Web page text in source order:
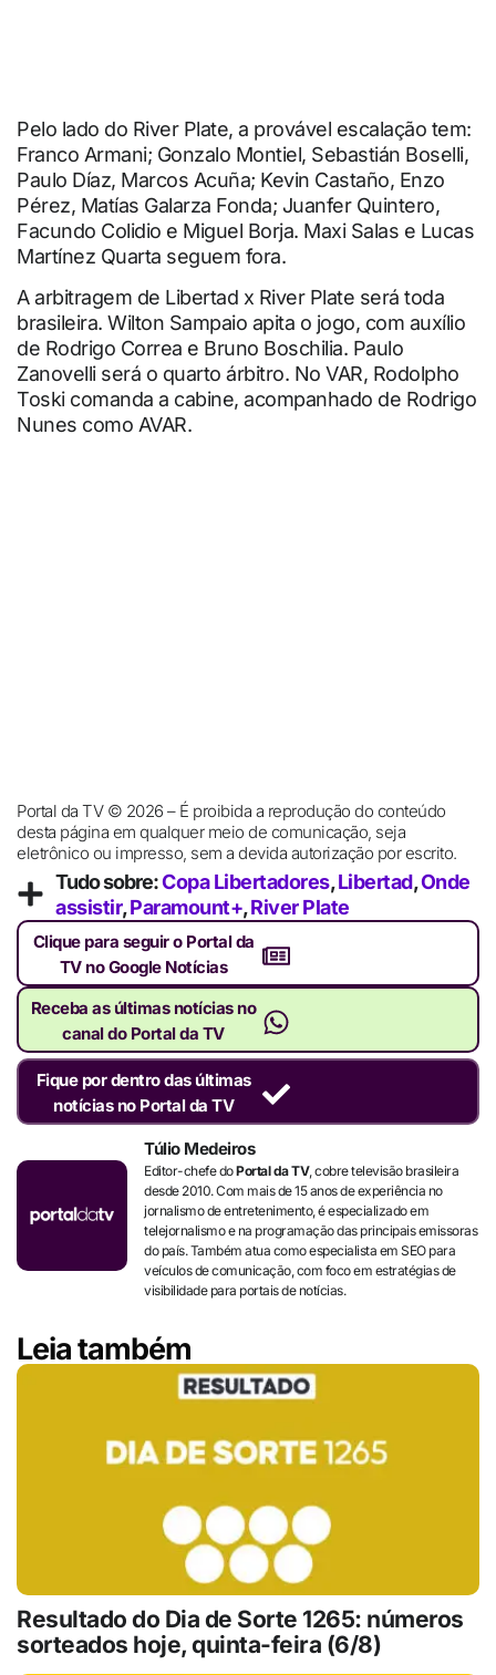
Pelo lado do River Plate, a provável escalação tem:
Franco Armani; Gonzalo Montiel, Sebastián Boselli,
Paulo Díaz, Marcos Acuña; Kevin Castaño, Enzo
Pérez, Matías Galarza Fonda; Juanfer Quintero,
Facundo Colidio e Miguel Borja. Maxi Salas e Lucas
Martínez Quarta seguem fora.
A arbitragem de Libertad x River Plate será toda
brasileira. Wilton Sampaio apita o jogo, com auxílio
de Rodrigo Correa e Bruno Boschilia. Paulo
Zanovelli será o quarto árbitro. No VAR, Rodolpho
Toski comanda a cabine, acompanhado de Rodrigo
Nunes como AVAR.
Portal da TV © 2026 – É proibida a reprodução do conteúdo
desta página em qualquer meio de comunicação, seja
eletrônico ou impresso, sem a devida autorização por escrito.
Tudo sobre:Copa Libertadores,Libertad,Onde
assistir,Paramount+,River Plate
Clique para seguir o Portal da
TV no Google Notícias
Receba as últimas notícias no
canal do Portal da TV
Fique por dentro das últimas
notícias no Portal da TV
Túlio Medeiros
Editor-chefe doPortal da TV, cobre televisão brasileira
desde 2010. Com mais de 15 anos de experiência no
jornalismo de entretenimento, é especializado em
telejornalismo e na programação das principais emissoras
do país. Também atua como especialista em SEO para
veículos de comunicação, com foco em estratégias de
visibilidade para portais de notícias.
Leia também
Resultado do Dia de Sorte 1265: números
sorteados hoje, quinta-feira (6/8)